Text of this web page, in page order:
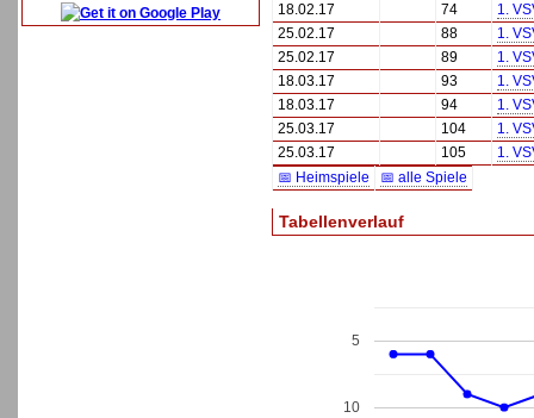
18.02.17
74
1.
25.02.17
88
1.
25.02.17
89
1.
18.03.17
93
1.
18.03.17
94
1.
25.03.17
104
1.
25.03.17
105
1.
📅 Heimspiele
📅 alle Spiele
Tabellenverlauf
5
10